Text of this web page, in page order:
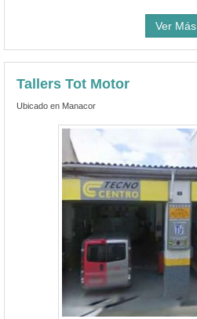
Ver Más
Tallers Tot Motor
Ubicado en Manacor